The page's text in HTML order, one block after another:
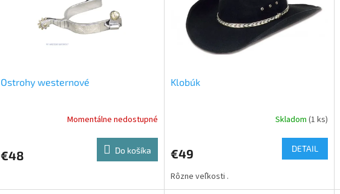
Ostrohy westernové
Momentálne nedostupné
€48 Do košíka
Klobúk
Skladom (1 ks)
€49 DETAIL
Rôzne veľkosti .